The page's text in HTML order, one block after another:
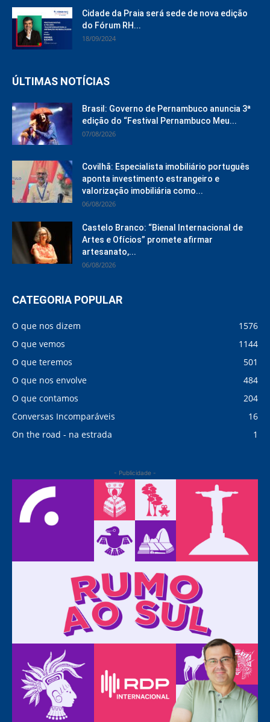
Cidade da Praia será sede de nova edição
do Fórum RH...
18/09/2024
ÚLTIMAS NOTÍCIAS
Brasil: Governo de Pernambuco anuncia 3ª
edição do “Festival Pernambuco Meu...
07/08/2026
Covilhã: Especialista imobiliário português
aponta investimento estrangeiro e
valorização imobiliária como...
06/08/2026
Castelo Branco: “Bienal Internacional de
Artes e Ofícios” promete afirmar
artesanato,...
06/08/2026
CATEGORIA POPULAR
O que nos dizem
1576
O que vemos
1144
O que teremos
501
O que nos envolve
484
O que contamos
204
Conversas Incomparáveis
16
On the road - na estrada
1
- Publicidade -